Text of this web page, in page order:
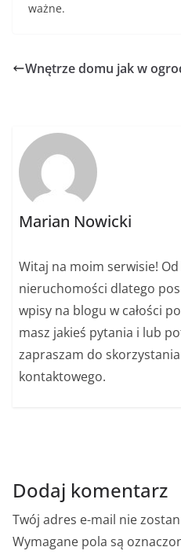
ważne.
Wnętrze domu jak w
Marian Nowicki
Witaj na moim serwisie!
nieruchomości dlatego
wpisy na blogu w całości
masz jakieś pytania i lub
zapraszam do
kontaktowego.
Dodaj komentarz
Twój adres e-mail nie
Wymagane pola są